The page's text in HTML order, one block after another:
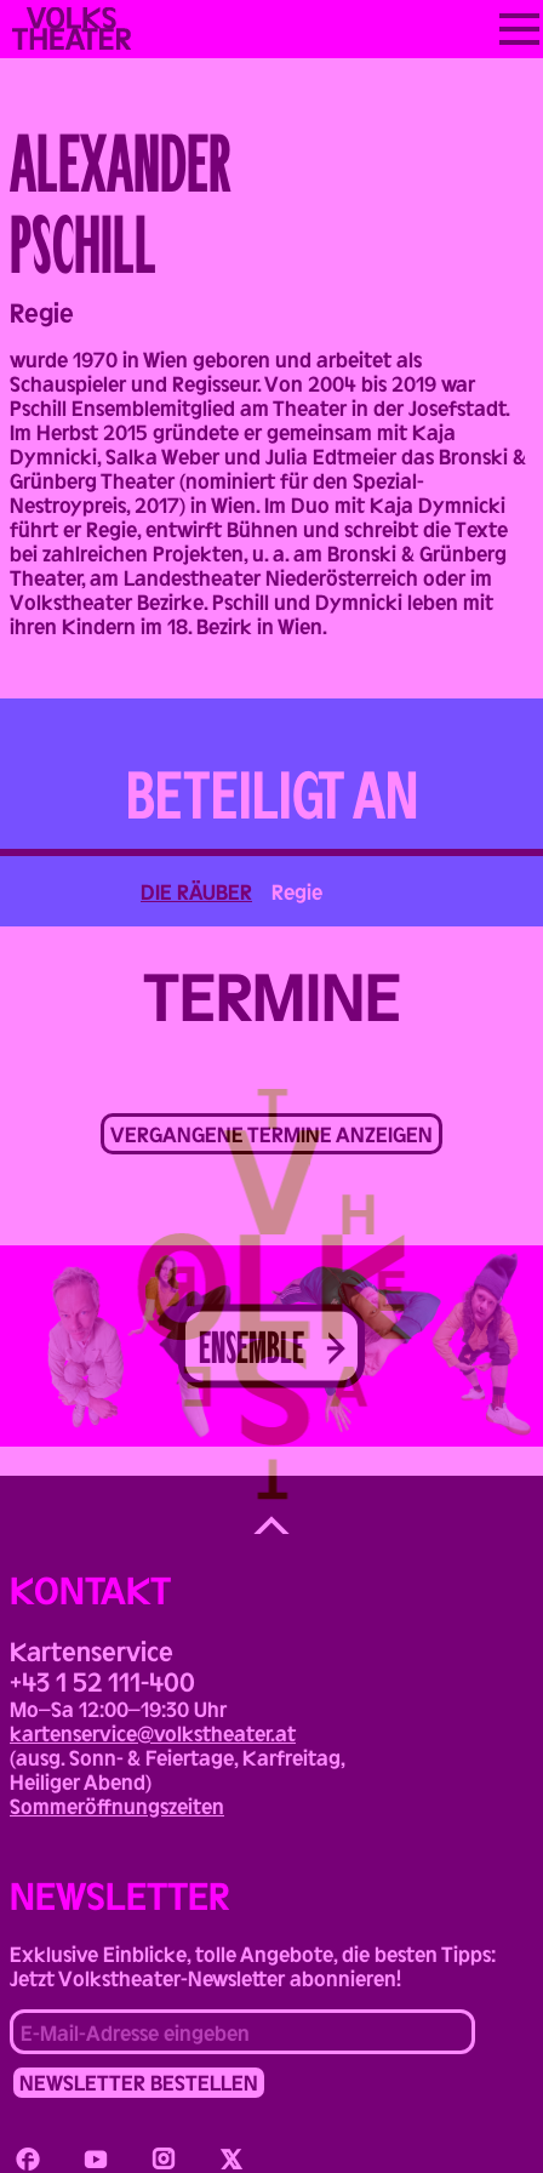
Skip
to
content
VOLKSTHEATER
WIEN
ALEXANDER
PSCHILL
Back
Regie
wurde 1970 in Wien geboren und arbeitet als
Schauspieler und Regisseur. Von 2004 bis 2019 war
Pschill Ensemblemitglied am Theater in der Josefstadt.
Im Herbst 2015 gründete er gemeinsam mit Kaja
Dymnicki, Salka Weber und Julia Edtmeier das Bronski &
Grünberg Theater (nominiert für den Spezial-
Nestroypreis, 2017) in Wien. Im Duo mit Kaja Dymnicki
führt er Regie, entwirft Bühnen und schreibt die Texte
bei zahlreichen Projekten, u. a. am Bronski & Grünberg
Theater, am Landestheater Niederösterreich oder im
Volkstheater Bezirke. Pschill und Dymnicki leben mit
ihren Kindern im 18. Bezirk in Wien.
BETEILIGT AN
DIE RÄUBER Regie
TERMINE
VERGANGENE TERMINE ANZEIGEN
ENSEMBLE
Back
to
KONTAKT
Kartenservice
+43 1 52 111-400
Mo–Sa 12:00–19:30 Uhr
kartenservice@volkstheater.at
(ausg. Sonn- & Feiertage, Karfreitag,
Heiliger Abend)
Sommeröffnungszeiten
NEWSLETTER
Exklusive Einblicke, tolle Angebote, die besten Tipps:
Jetzt Volkstheater-Newsletter abonnieren!
FacebookYoutube InstagramTwitter